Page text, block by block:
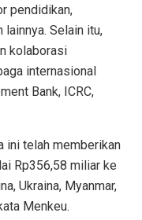
pendidikan,
lainnya. Selain itu,
kolaborasi
internasional
Bank, ICRC,
ini telah memberikan
Rp356,58 miliar ke
Ukraina, Myanmar,
Menkeu.